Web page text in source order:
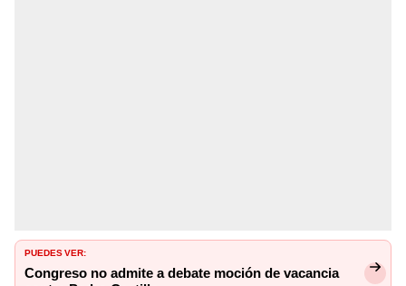
PUEDES VER:
Congreso no admite a debate moción de vacancia